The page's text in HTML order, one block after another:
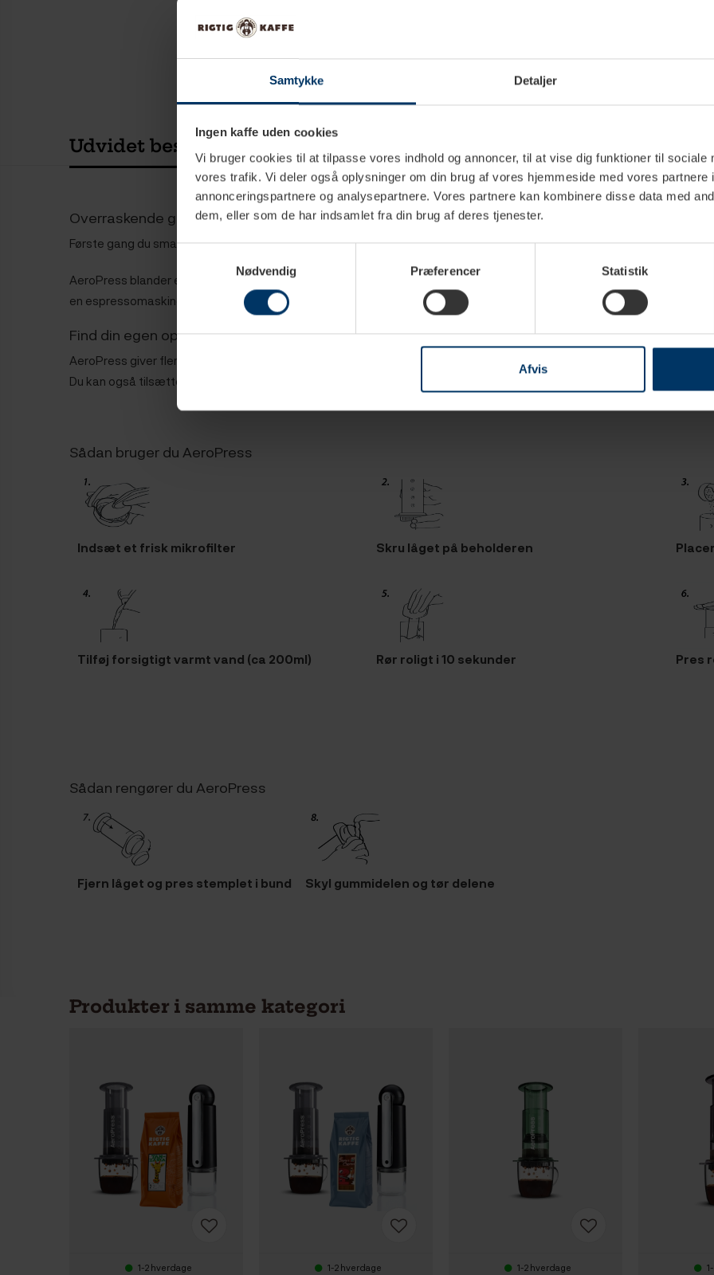
Samtykke Detaljer
Ingen kaffe uden cookies
Vi bruger cookies til at tilpasse vores indhold og annoncer, til at vise dig funktioner til sociale
vores trafik. Vi deler også oplysninger om din brug af vores hjemmeside med vores partnere
annonceringspartnere og analysepartnere. Vores partnere kan kombinere disse data med
dem, eller som de har indsamlet fra din brug af deres tjenester.
Nødvendig
Præferencer Statistik
Afvis
Udvidet beskrivelse
Overraskende god kaffe
Første gang du smager en kop kaffe lavet på AeroPress bliver du temmelig sikkert overrasket.
AeroPress blander espressobrygning med stempelkanden og giver dig en god og cremet kaffe uden bitterhed.
en espressomaskine i nærheden.
Find din egen opskrift
AeroPress giver flere muligheder end man umiddelbart tror. Du kan lave en stærk kaffe der minder om espresso, eller
Du kan også tilsætte mælk og få en caffe latte. Prøv dig frem og find din kombination med den rette mængde bønner
Sådan bruger du AeroPress
Indsæt et frisk mikrofilter Skru låget på beholderen
Tilføj forsigtigt varmt vand (ca 200ml) Rør roligt i 10 sekunder Pres
Sådan rengører du AeroPress
Fjern låget og pres stemplet i bund Skyl gummidelen og tør delene
Produkter i samme kategori
1-2 hverdage 1-2 hverdage 1-2 hverdage